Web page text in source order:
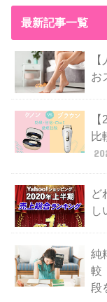
最新記事一覧
お
比
ど
し
純
較
段